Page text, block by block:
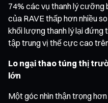
74% các vụ thanh lý
của RAVE thấp hơn nhiều
khối lượng thanh lý lại đứng
tập trung vị thế cực cao
Lo ngại thao túng thị
lớn
Một góc nhìn thận trọng